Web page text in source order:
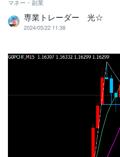
マネー・副業
専業トレーダー 光☆
2024/05/22 11:38